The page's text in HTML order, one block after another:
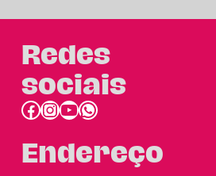
Redes
sociais
Facebook InstagramYoutube link do whatsapp
Endereço